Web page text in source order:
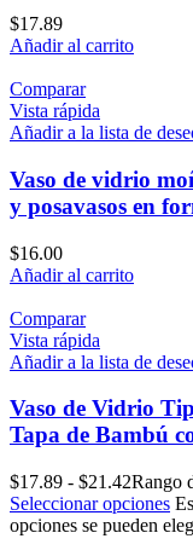
$17.89
Añadir al carrito
Comparar
Vista rápida
Añadir a la lista de
Vaso de vidrio
y posavasos en
$16.00
Añadir al carrito
Comparar
Vista rápida
Añadir a la lista de
Vaso de Vidrio
Tapa de Bambú
$17.89 - $21.42Rango
Seleccionar opciones
opciones se pueden